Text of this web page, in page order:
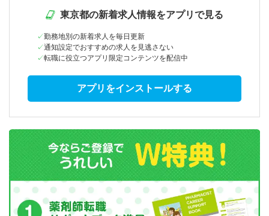
東京都の新着求人情報をアプリで見る
勤務地別の新着求人を毎日更新
通知設定でおすすめの求人を見逃さない
転職に役立つアプリ限定コンテンツを配信中
アプリをインストールする